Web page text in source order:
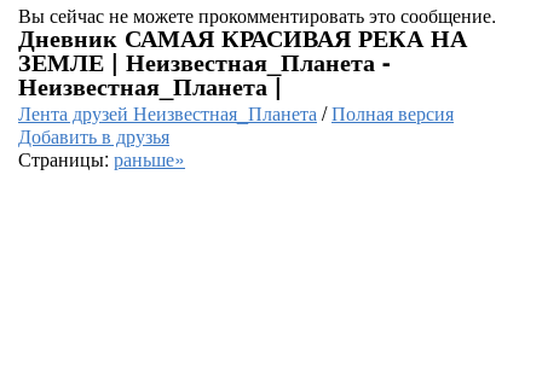
Вы сейчас не можете прокомментировать это сообщение.
Дневник САМАЯ КРАСИВАЯ РЕКА НА
ЗЕМЛЕ | Неизвестная_Планета -
Неизвестная_Планета |
Лента друзей Неизвестная_Планета/Полная версия
Добавить в друзья
Страницы: раньше»